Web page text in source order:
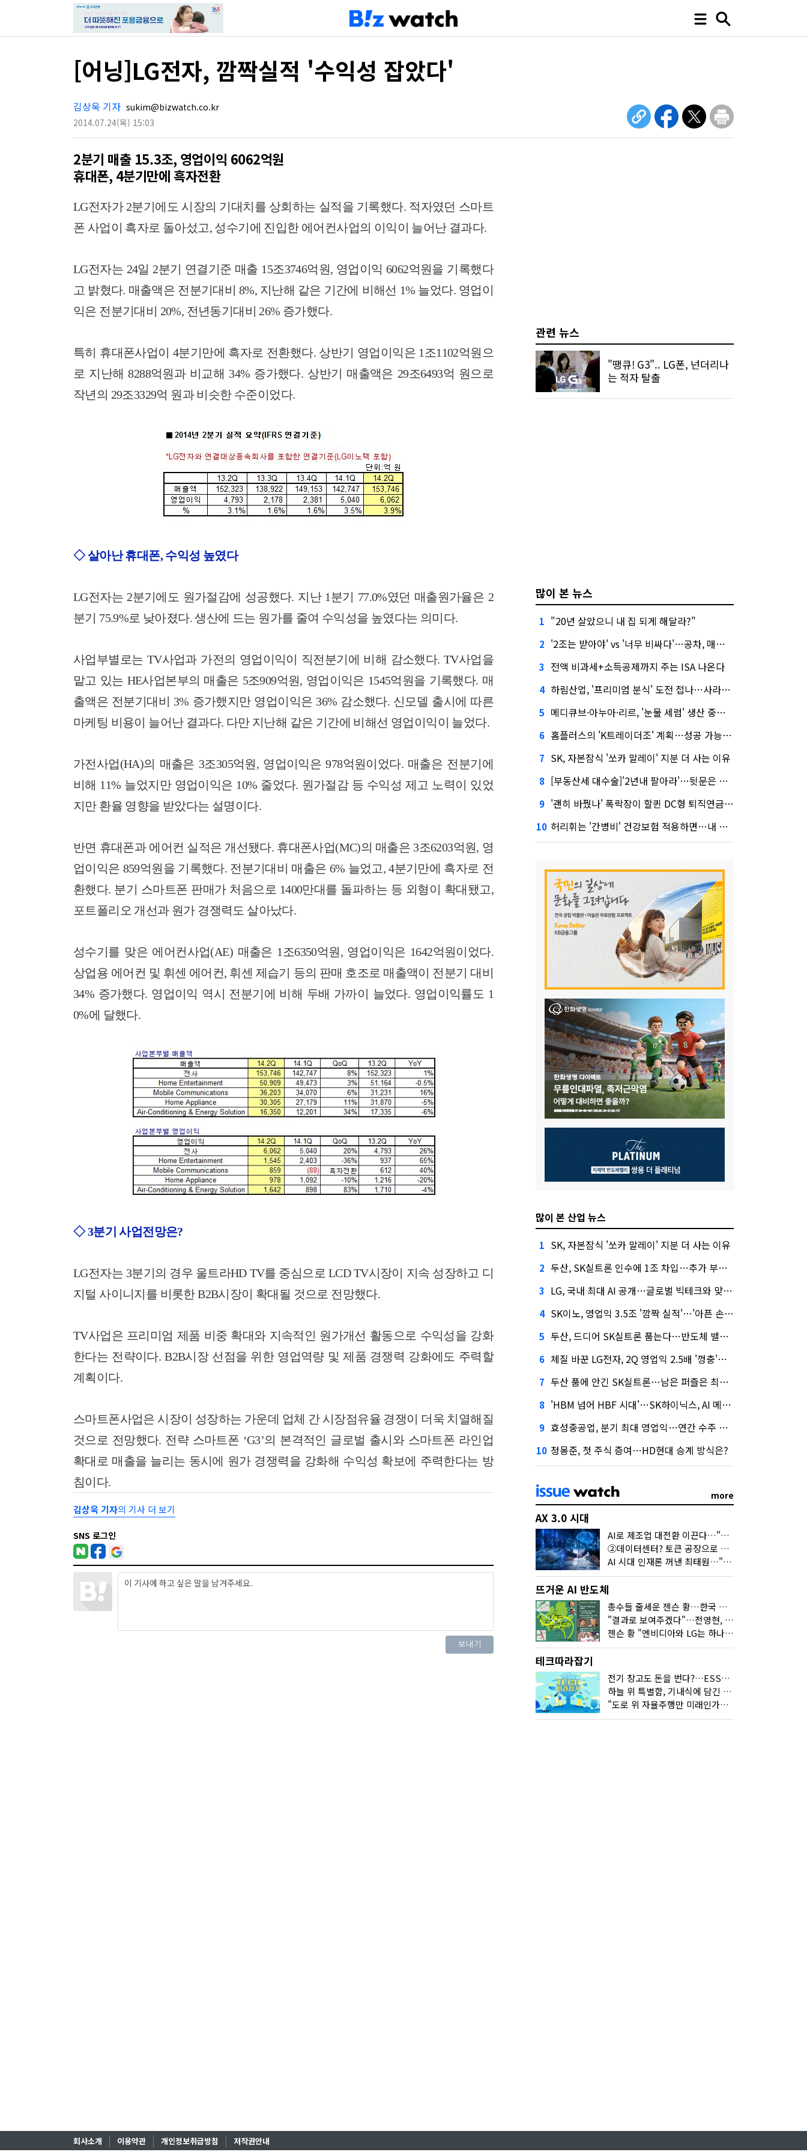
[어닝]LG전자, 깜짝실적 '수익성 잡았다'
김상욱 기자 sukim@bizwatch.co.kr
2014.07.24(목) 15:03
2분기 매출 15.3조, 영업이익 6062억원
휴대폰, 4분기만에 흑자전환
LG전자가 2분기에도 시장의 기대치를 상회하는 실적을 기록했다. 적자였던 스마트
폰 사업이 흑자로 돌아섰고, 성수기에 진입한 에어컨사업의 이익이 늘어난 결과다.
LG전자는 24일 2분기 연결기준 매출 15조3746억원, 영업이익 6062억원을 기록했다
고 밝혔다. 매출액은 전분기대비 8%, 지난해 같은 기간에 비해선 1% 늘었다. 영업이
익은 전분기대비 20%, 전년동기대비 26% 증가했다.
특히 휴대폰사업이 4분기만에 흑자로 전환했다. 상반기 영업이익은 1조1102억원으
로 지난해 8288억원과 비교해 34% 증가했다. 상반기 매출액은 29조6493억 원으로
작년의 29조3329억 원과 비슷한 수준이었다.
◇ 살아난 휴대폰, 수익성 높였다
LG전자는 2분기에도 원가절감에 성공했다. 지난 1분기 77.0%였던 매출원가율은 2
분기 75.9%로 낮아졌다. 생산에 드는 원가를 줄여 수익성을 높였다는 의미다.
사업부별로는 TV사업과 가전의 영업이익이 직전분기에 비해 감소했다. TV사업을
맡고 있는 HE사업본부의 매출은 5조909억원, 영업이익은 1545억원을 기록했다. 매
출액은 전분기대비 3% 증가했지만 영업이익은 36% 감소했다. 신모델 출시에 따른
마케팅 비용이 늘어난 결과다. 다만 지난해 같은 기간에 비해선 영업이익이 늘었다.
가전사업(HA)의 매출은 3조305억원, 영업이익은 978억원이었다. 매출은 전분기에
비해 11% 늘었지만 영업이익은 10% 줄었다. 원가절감 등 수익성 제고 노력이 있었
지만 환율 영향을 받았다는 설명이다.
반면 휴대폰과 에어컨 실적은 개선됐다. 휴대폰사업(MC)의 매출은 3조6203억원, 영
업이익은 859억원을 기록했다. 전분기대비 매출은 6% 늘었고, 4분기만에 흑자로 전
환했다. 분기 스마트폰 판매가 처음으로 1400만대를 돌파하는 등 외형이 확대됐고,
포트폴리오 개선과 원가 경쟁력도 살아났다.
성수기를 맞은 에어컨사업(AE) 매출은 1조6350억원, 영업이익은 1642억원이었다.
상업용 에어컨 및 휘센 에어컨, 휘센 제습기 등의 판매 호조로 매출액이 전분기 대비
34% 증가했다. 영업이익 역시 전분기에 비해 두배 가까이 늘었다. 영업이익률도 1
0%에 달했다.
◇ 3분기 사업전망은?
LG전자는 3분기의 경우 울트라HD TV를 중심으로 LCD TV시장이 지속 성장하고 디
지털 사이니지를 비롯한 B2B시장이 확대될 것으로 전망했다.
TV사업은 프리미엄 제품 비중 확대와 지속적인 원가개선 활동으로 수익성을 강화
한다는 전략이다. B2B시장 선점을 위한 영업역량 및 제품 경쟁력 강화에도 주력할
계획이다.
스마트폰사업은 시장이 성장하는 가운데 업체 간 시장점유율 경쟁이 더욱 치열해질
것으로 전망했다. 전략 스마트폰 ‘G3’의 본격적인 글로벌 출시와 스마트폰 라인업
확대로 매출을 늘리는 동시에 원가 경쟁력을 강화해 수익성 확보에 주력한다는 방
침이다.
김상욱 기자의 기사 더 보기
SNS 로그인
관련 뉴스
"땡큐! G3".. LG폰, 넌더리나
는 적자 탈출
많이 본 뉴스
1 "20년 살았으니 내 집 되게 해달라?"
2 '2조는 받아야' vs '너무 비싸다'…공차, 매각 성공할까
3 전액 비과세+소득공제까지 주는 ISA 나온다
4 하림산업, '프리미엄 분식' 도전 접나…사라진 '멜팅피스'
5 메디큐브·아누아·리르, '눈물 세럼' 생산 중단한다
6 홈플러스의 'K트레이더조' 계획…성공 가능성은 '글쎄'
7 SK, 자본잠식 '쏘카 말레이' 지분 더 사는 이유
8 [부동산세 대수술]'2년내 팔아라'…뒷문은 열었다
9 '괜히 바꿨나' 폭락장이 할퀸 DC형 퇴직연금…전문가 조언은
10 허리휘는 '간병비' 건강보험 적용하면…내 간병보험은?
많이 본 산업 뉴스
1 SK, 자본잠식 '쏘카 말레이' 지분 더 사는 이유
2 두산, SK실트론 인수에 1조 차입…추가 부담은?
3 LG, 국내 최대 AI 공개…글로벌 빅테크와 맞붙는다
4 SK이노, 영업익 3.5조 '깜짝 실적'…'아픈 손가락' SK온의 반전
5 두산, 드디어 SK실트론 품는다…반도체 밸류체인 위상 강화
6 체질 바꾼 LG전자, 2Q 영업익 2.5배 '껑충'…1천억 자사주 태운다
7 두산 품에 안긴 SK실트론…남은 퍼즐은 최태원 지분 29.4%
8 'HBM 넘어 HBF 시대'…SK하이닉스, AI 메모리 표준 선점 나섰다
9 효성중공업, 분기 최대 영업익…연간 수주 목표 12조로
10 정몽준, 첫 주식 증여…HD현대 승계 방식은?
more
AX 3.0 시대
AI로 제조업 대전환 이끈다…"2030년까지 민관합동 20조 투자"
②데이터센터? 토큰 공장으로 변신
AI 시대 인재론 꺼낸 최태원…"협업이 경쟁력"
뜨거운 AI 반도체
총수들 줄세운 젠슨 황…한국 산업계 새판 짰다
"결과로 보여주겠다"…전영현, 젠슨 황과 HBM5 논의
젠슨 황 "엔비디아와 LG는 하나의 거대한 팀"
테크따라잡기
전기 창고도 돈을 번다?…ESS의 '두뇌' EMO가 뭐길래
하늘 위 특별함, 기내식에 담긴 기술의 세계
"도로 위 자율주행만 미래인가요"…진흙탕서 길 내는 HD현대 AI 기술
회사소개 이용약관 개인정보취급방침 저작권안내